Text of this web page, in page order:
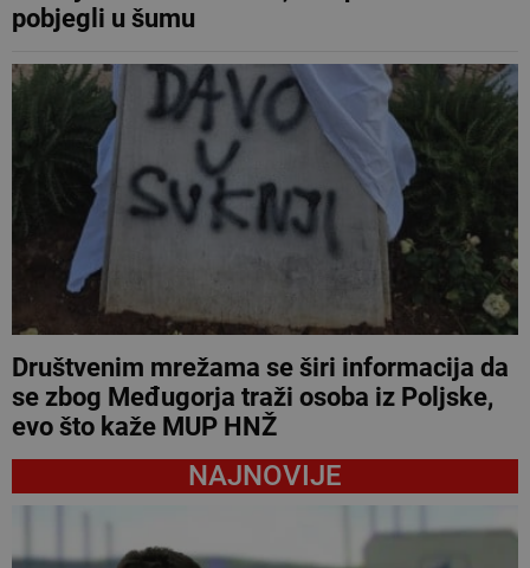
pobjegli u šumu
Društvenim mrežama se širi informacija da
se zbog Međugorja traži osoba iz Poljske,
evo što kaže MUP HNŽ
NAJNOVIJE